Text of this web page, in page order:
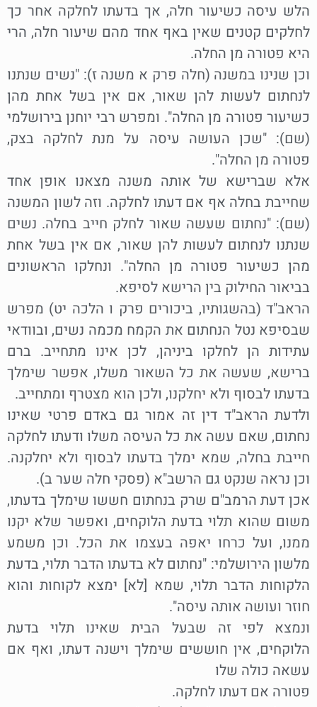
הלש עיסה כשיעור חלה, אך בדעתו לחלקה אחר כך
לחלקים קטנים שאין באף אחד מהם שיעור חלה, הרי
היא פטורה מן החלה.
וכן שנינו במשנה (חלה פרק א משנה ז): "נשים שנתנו
לנחתום לעשות להן שאור, אם אין בשל אחת מהן
כשיעור פטורה מן החלה". ומפרש רבי יוחנן בירושלמי
(שם): "שכן העושה עיסה על מנת לחלקה בצק,
פטורה מן החלה".
אלא שברישא של אותה משנה מצאנו אופן אחד
שחייבת בחלה אף אם דעתו לחלקה. וזה לשון המשנה
(שם): "נחתום שעשה שאור לחלק חייב בחלה. נשים
שנתנו לנחתום לעשות להן שאור, אם אין בשל אחת
מהן כשיעור פטורה מן החלה". ונחלקו הראשונים
בביאור החילוק בין הרישא לסיפא.
הראב"ד (בהשגותיו, ביכורים פרק ו הלכה יט) מפרש
שבסיפא נטל הנחתום את הקמח מכמה נשים, ובוודאי
עתידות הן לחלקו ביניהן, לכן אינו מתחייב. ברם
ברישא, שעשה את כל השאור משלו, אפשר שימלך
בדעתו לבסוף ולא יחלקנו, ולכן הוא מצטרף ומתחייב.
ולדעת הראב"ד דין זה אמור גם באדם פרטי שאינו
נחתום, שאם עשה את כל העיסה משלו ודעתו לחלקה
חייבת בחלה, שמא ימלך בדעתו לבסוף ולא יחלקנה.
וכן נראה שנקט גם הרשב"א (פסקי חלה שער ב).
אכן דעת הרמב"ם שרק בנחתום חששו שימלך בדעתו,
משום שהוא תלוי בדעת הלוקחים, ואפשר שלא יקנו
ממנו, ועל כרחו יאפה בעצמו את הכל. וכן משמע
מלשון הירושלמי: "נחתום לא בדעתו הדבר תלוי, בדעת
הלקוחות הדבר תלוי, שמא [לא] ימצא לקוחות והוא
חוזר ועושה אותה עיסה".
ונמצא לפי זה שבעל הבית שאינו תלוי בדעת
הלוקחים, אין חוששים שימלך וישנה דעתו, ואף אם
עשאה כולה שלו
פטורה אם דעתו לחלקה.